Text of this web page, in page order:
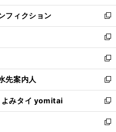
開
く
ウ
で
開
く
ン
ド
ウ
で
開
く
ウ
ィ
ン
ド
ウ
で
開
く
フィクション
新
し
い
ウ
ィ
ン
ド
ウ
で
開
く
新
し
い
ウ
ィ
ン
ド
ウ
で
新
し
い
ウ
ィ
ン
ド
先案内人
新
し
い
ウ
ィ
よみタイ yomitai
新
し
い
新